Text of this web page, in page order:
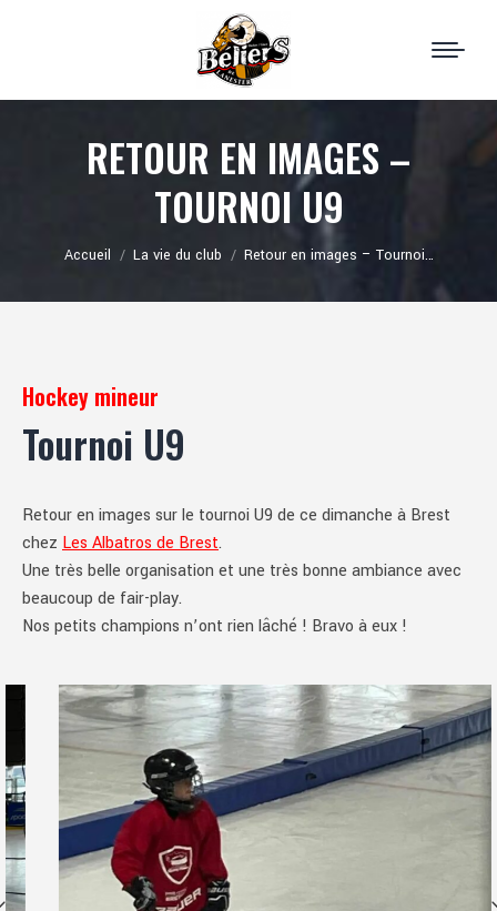
RETOUR EN IMAGES –
TOURNOI U9
Vous êtes ici :
Accueil La vie du club Retour en images – Tournoi…
Hockey mineur
Tournoi U9
Retour en images sur le tournoi U9 de ce dimanche à Brest
chez Les Albatros de Brest.
Une très belle organisation et une très bonne ambiance avec
beaucoup de fair-play.
Nos petits champions n’ont rien lâché ! Bravo à eux !